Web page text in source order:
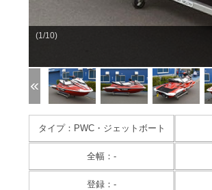
(1/10)
タイプ：PWC・ジェットボート
全幅：-
登録：-